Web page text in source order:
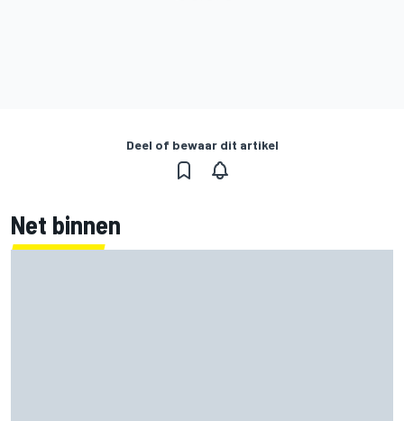
Deel of bewaar dit artikel
Net binnen